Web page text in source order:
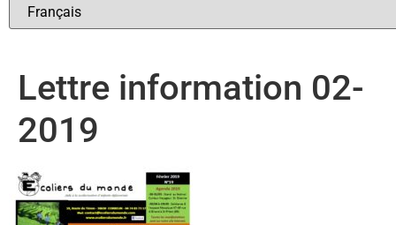
Lettre information 02-
2019